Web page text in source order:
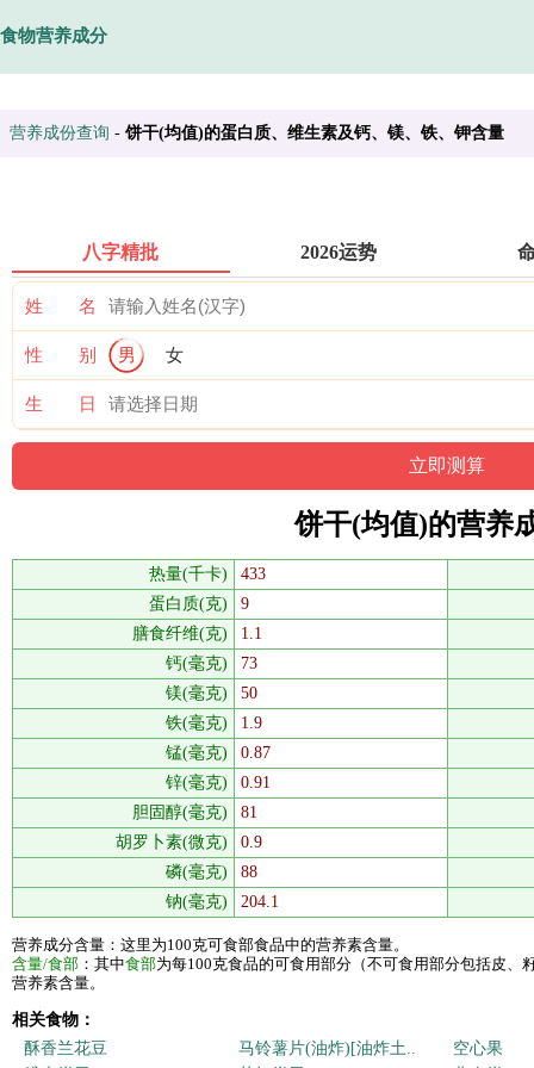
食物营养成分
营养成份查询 - 饼干(均值)的蛋白质、维生素及钙、镁、铁、钾含量
八字精批 2026运势
姓 名
性 别 男 女
生 日
饼干(均值)的营养
热量(千卡)
433
蛋白质(克)
9
膳食纤维(克)
1.1
钙(毫克)
73
镁(毫克)
50
铁(毫克)
1.9
锰(毫克)
0.87
锌(毫克)
0.91
胆固醇(毫克)
81
胡罗卜素(微克)
0.9
磷(毫克)
88
钠(毫克)
204.1
营养成分含量：这里为100克可食部食品中的营养素含量。
含量/食部 ：其中食部为每100克食品的可食用部分（不可食用部分包括皮、
营养素含量。
相关食物：
酥香兰花豆
马铃薯片(油炸)[油炸土..
空心果